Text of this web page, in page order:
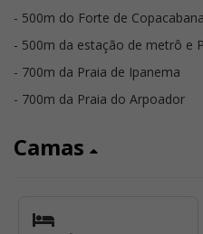
- 500m do Forte de Copacabana
- 500m da estação de metrô e
- 700m da Praia de Ipanema
- 700m da Praia do Arpoador
Camas